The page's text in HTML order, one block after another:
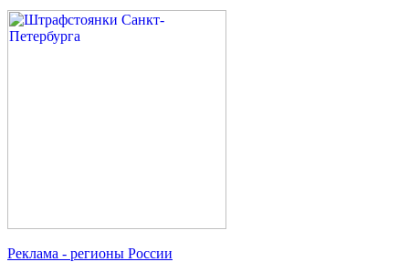
Реклама - регионы России